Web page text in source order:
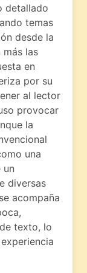
detallado
temas
desde la
más las
en
por su
al lector
provocar
la
una
un
diversas
acompaña
texto, lo